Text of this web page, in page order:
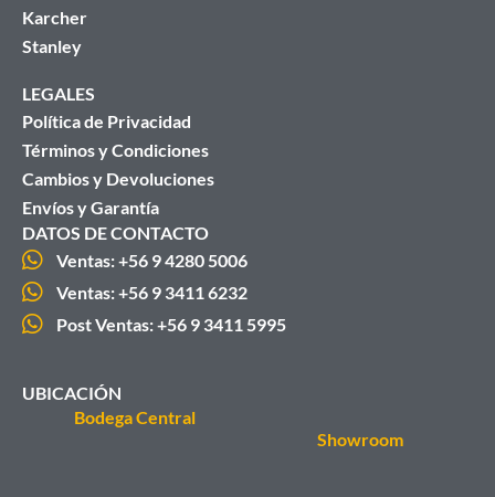
Karcher
Stanley
LEGALES
Política de Privacidad
Términos y Condiciones
Cambios y Devoluciones
Envíos y Garantía
DATOS DE CONTACTO
Ventas: +56 9 4280 5006
Ventas: +56 9 3411 6232
Post Ventas: +56 9 3411 5995
UBICACIÓN
Bodega Central
Showroom